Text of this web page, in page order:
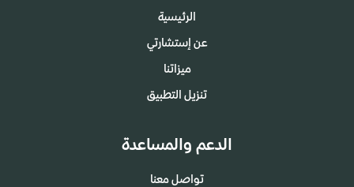
الرئيسية
عن إستشارتي
ميزاتنا
تنزيل التطبيق
الدعم والمساعدة
تواصل معنا